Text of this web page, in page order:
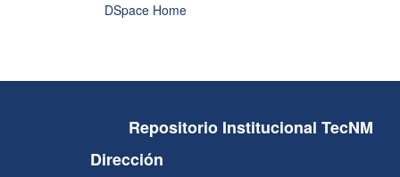
DSpace Home
Repositorio Institucional TecNM
Dirección